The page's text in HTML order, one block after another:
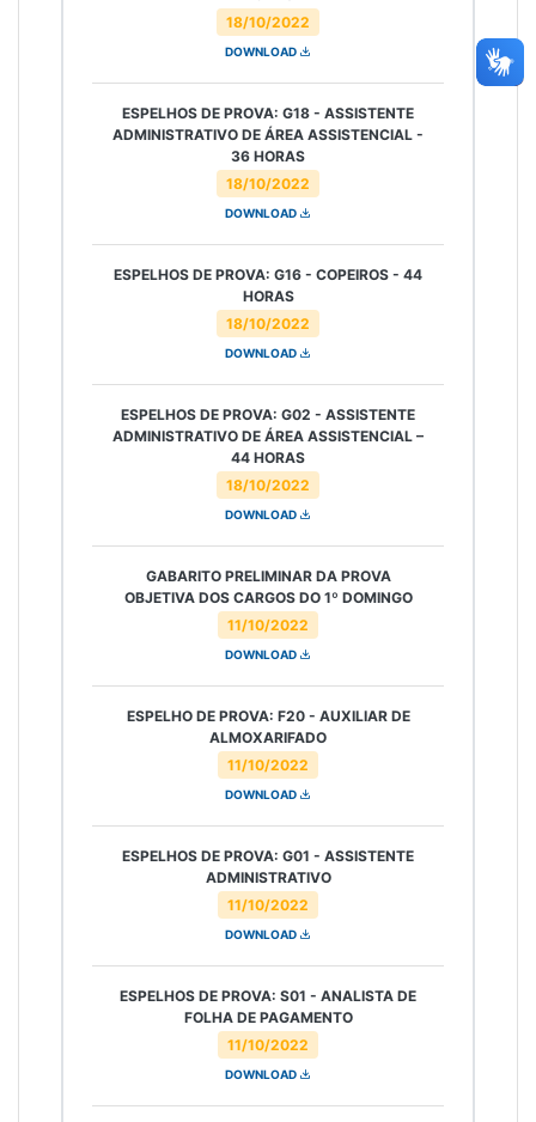
18/10/2022
DOWNLOAD
18/10/2022
ESPELHOS DE PROVA: G18 - ASSISTENTE
ADMINISTRATIVO DE ÁREA ASSISTENCIAL -
36 HORAS
DOWNLOAD
18/10/2022
ESPELHOS DE PROVA: G16 - COPEIROS - 44
HORAS
DOWNLOAD
18/10/2022
ESPELHOS DE PROVA: G02 - ASSISTENTE
ADMINISTRATIVO DE ÁREA ASSISTENCIAL –
44 HORAS
DOWNLOAD
11/10/2022
GABARITO PRELIMINAR DA PROVA
OBJETIVA DOS CARGOS DO 1º DOMINGO
DOWNLOAD
11/10/2022
ESPELHO DE PROVA: F20 - AUXILIAR DE
ALMOXARIFADO
DOWNLOAD
11/10/2022
ESPELHOS DE PROVA: G01 - ASSISTENTE
ADMINISTRATIVO
DOWNLOAD
11/10/2022
ESPELHOS DE PROVA: S01 - ANALISTA DE
FOLHA DE PAGAMENTO
DOWNLOAD